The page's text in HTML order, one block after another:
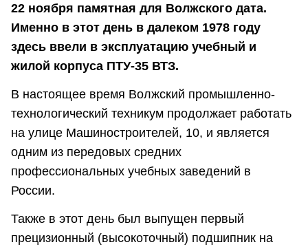
22 ноября памятная для Волжского дата.
Именно в этот день в далеком 1978 году
здесь ввели в эксплуатацию учебный и
жилой корпуса ПТУ-35 ВТЗ.
В настоящее время Волжский промышленно-
технологический техникум продолжает работать
на улице Машиностроителей, 10, и является
одним из передовых средних
профессиональных учебных заведений в
России.
Также в этот день был выпущен первый
прецизионный (высокоточный) подшипник на